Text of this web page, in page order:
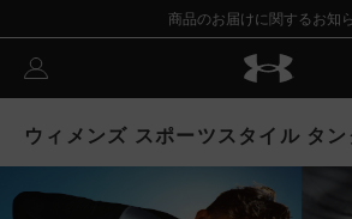
商品のお届けに関するお知
ウィメンズ スポーツスタイル タ